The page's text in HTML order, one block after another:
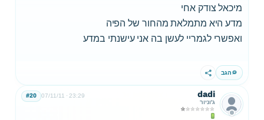
מיכאל צודק אחי
מדע היא מתמלאת מהחור של הפיה
ואפשרי לגמריי לעשן בה אני עישנתי במדע
הגב שתף
dadi
ג'וניור
07/11/11 23:29
#20